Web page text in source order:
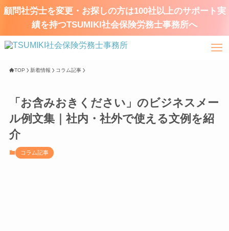
顧問社労士を変更・お探しの方は100社以上のサポート実
績を持つTSUMIKI社会保険労務士事務所へ
TOP 新着情報 コラム記事
「お含みおきください」のビジネスメー
ル例文集｜社内・社外で使える文例を紹
介
コラム記事